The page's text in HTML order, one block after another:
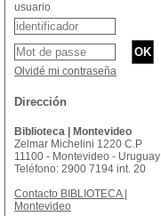
usuario
Olvidé mi contraseña
Dirección
Biblioteca | Montevideo
Zelmar Michelini 1220 C.P
11100 - Montevideo - Uruguay
Teléfono: 2900 7194 int. 20
Contacto BIBLIOTECA |
Montevideo